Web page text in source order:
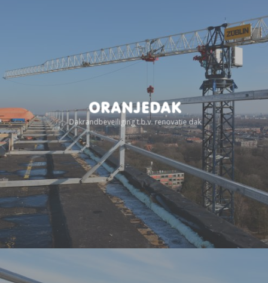
ORANJEDAK
Dakrandbeveiliging t.b.v. renovatie dak